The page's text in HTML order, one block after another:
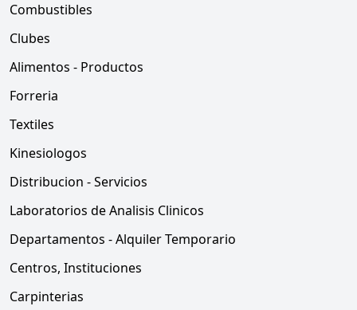
Combustibles
Clubes
Alimentos - Productos
Forreria
Textiles
Kinesiologos
Distribucion - Servicios
Laboratorios de Analisis Clinicos
Departamentos - Alquiler Temporario
Centros, Instituciones
Carpinterias